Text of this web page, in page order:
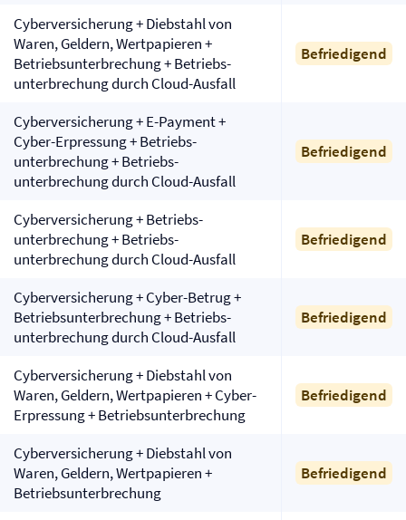
Cyber­versicherung + Diebstahl von
Waren, Geldern, Wertpapieren +
Betriebs­unterbrechung + Betriebs­
unterbrechung durch Cloud-Ausfall
Befriedigend
Cyber­versicherung + E-Payment +
Cyber-Erpressung + Betriebs­
unterbrechung + Betriebs­
unterbrechung durch Cloud-Ausfall
Befriedigend
Cyber­versicherung + Betriebs­
unterbrechung + Betriebs­
unterbrechung durch Cloud-Ausfall
Befriedigend
Cyber­versicherung + Cyber-Betrug +
Betriebs­unterbrechung + Betriebs­
unterbrechung durch Cloud-Ausfall
Befriedigend
Cyber­versicherung + Diebstahl von
Waren, Geldern, Wertpapieren + Cyber-
Erpressung + Betriebs­unterbrechung
Befriedigend
Cyber­versicherung + Diebstahl von
Waren, Geldern, Wertpapieren +
Betriebs­unterbrechung
Befriedigend